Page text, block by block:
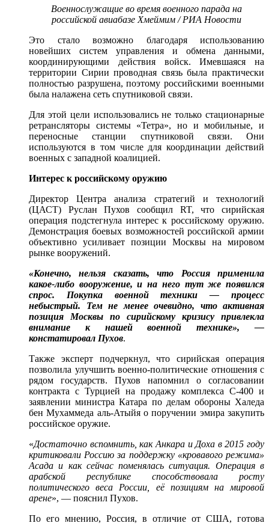
Военнослужащие во время военного парада на
российской авиабазе Хмеймим / РИА Новости
Это стало возможно благодаря использованию
новейших систем управления и обмена данными,
координирующими действия войск. Имевшаяся на
территории Сирии проводная связь была практически
полностью разрушена, поэтому российскими военными
была налажена сеть спутниковой связи.
Для этой цели использовались не только стационарные
ретрансляторы системы «Тетра», но и мобильные, и
переносные станции спутниковой связи. Они
используются в том числе для координации действий
военных с западной коалицией.
Интерес к российскому оружию
Директор Центра анализа стратегий и технологий
(ЦАСТ) Руслан Пухов сообщил RT, что сирийская
операция подстегнула интерес к российскому оружию.
Демонстрация боевых возможностей российской армии
объективно усиливает позиции Москвы на мировом
рынке вооружений.
«Конечно, нельзя сказать, что Россия применила
какое-либо вооружение, и на него тут же появился
спрос. Покупка военной техники — процесс
небыстрый. Тем не менее очевидно, что активная
позиция Москвы по сирийскому кризису привлекла
внимание к нашей военной технике», —
констатировал Пухов.
Также эксперт подчеркнул, что сирийская операция
позволила улучшить военно-политические отношения с
рядом государств. Пухов напомнил о согласовании
контракта с Турцией на продажу комплекса С-400 и
заявлении министра Катара по делам обороны Халеда
бен Мухаммеда аль-Атыйя о поручении эмира закупить
российское оружие.
«Достаточно вспомнить, как Анкара и Доха в 2015 году
критиковали Россию за поддержку «кровавого режима»
Асада и как сейчас поменялась ситуация. Операция в
арабской республике способствовала росту
политического веса России, её позициям на мировой
арене», — пояснил Пухов.
По его мнению, Россия, в отличие от США, готова